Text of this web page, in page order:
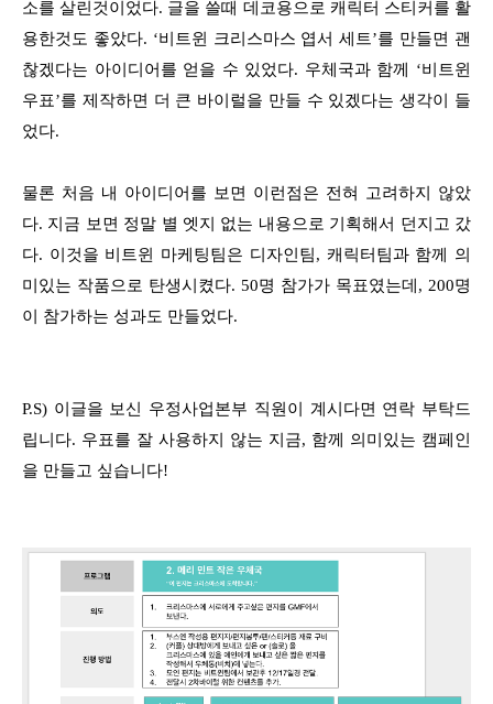
소를 살린것이었다. 글을 쓸때 데코용으로 캐릭터 스티커를 활
용한것도 좋았다. ‘비트윈 크리스마스 엽서 세트’를 만들면 괜
찮겠다는 아이디어를 얻을 수 있었다. 우체국과 함께 ‘비트윈
우표’를 제작하면 더 큰 바이럴을 만들 수 있겠다는 생각이 들
었다.
물론 처음 내 아이디어를 보면 이런점은 전혀 고려하지 않았
다. 지금 보면 정말 별 엣지 없는 내용으로 기획해서 던지고 갔
다. 이것을 비트윈 마케팅팀은 디자인팀, 캐릭터팀과 함께 의
미있는 작품으로 탄생시켰다. 50명 참가가 목표였는데, 200명
이 참가하는 성과도 만들었다.
P.S) 이글을 보신 우정사업본부 직원이 계시다면 연락 부탁드
립니다. 우표를 잘 사용하지 않는 지금, 함께 의미있는 캠페인
을 만들고 싶습니다!